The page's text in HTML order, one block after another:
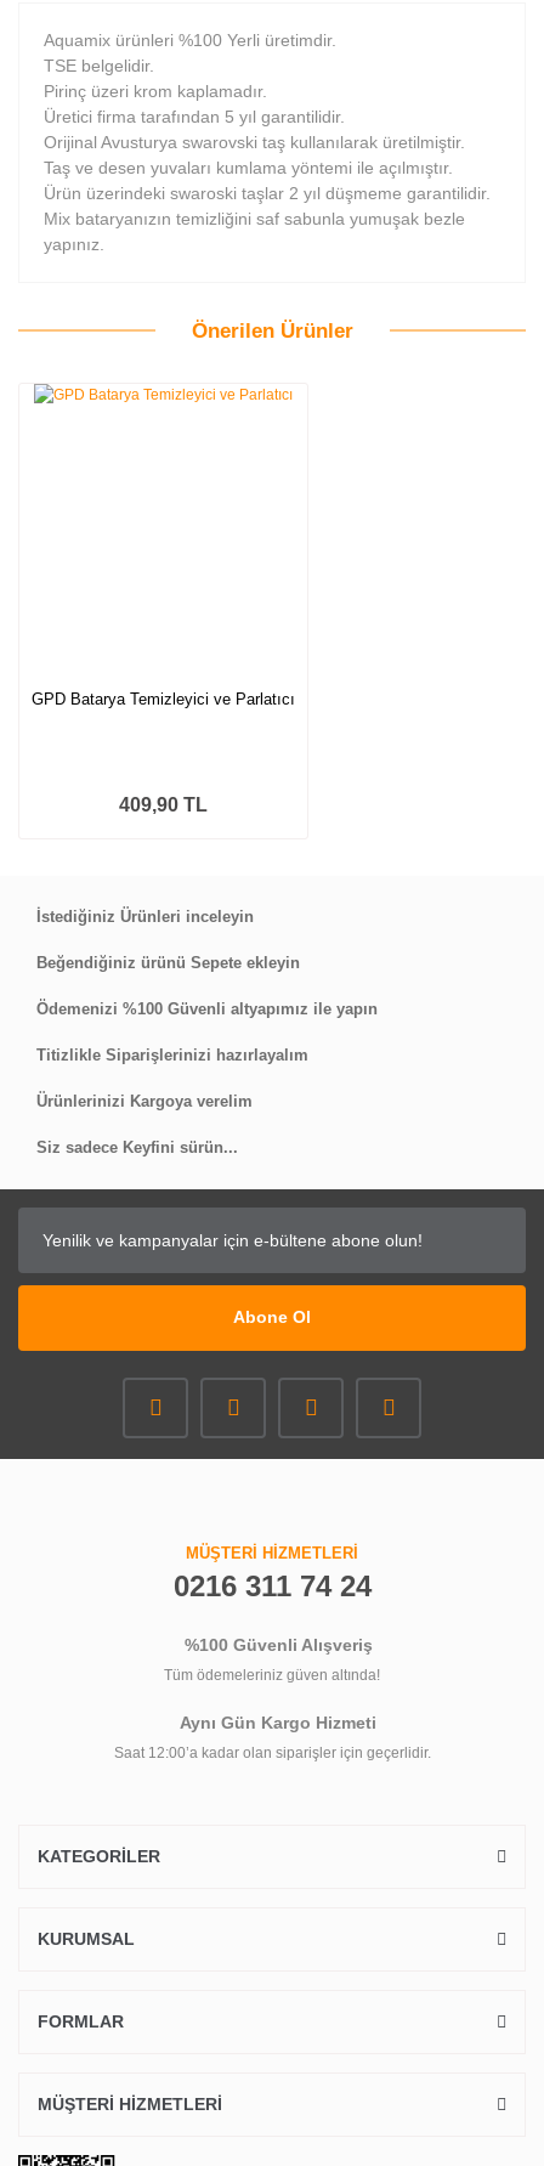
Aquamix ürünleri %100 Yerli üretimdir.
TSE belgelidir.
Pirinç üzeri krom kaplamadır.
Üretici firma tarafından 5 yıl garantilidir.
Orijinal Avusturya swarovski taş kullanılarak üretilmiştir.
Taş ve desen yuvaları kumlama yöntemi ile açılmıştır.
Ürün üzerindeki swaroski taşlar 2 yıl düşmeme garantilidir.
Mix bataryanızın temizliğini saf sabunla yumuşak bezle
yapınız.
Önerilen Ürünler
GPD Batarya Temizleyici ve Parlatıcı
409,90 TL
İstediğiniz Ürünleri inceleyin
Beğendiğiniz ürünü Sepete ekleyin
Ödemenizi %100 Güvenli altyapımız ile yapın
Titizlikle Siparişlerinizi hazırlayalım
Ürünlerinizi Kargoya verelim
Siz sadece Keyfini sürün...
Abone Ol
MÜŞTERİ HİZMETLERİ
0216 311 74 24
%100 Güvenli Alışveriş
Tüm ödemeleriniz güven altında!
Aynı Gün Kargo Hizmeti
Saat 12:00’a kadar olan siparişler için geçerlidir.
KATEGORİLER
KURUMSAL
FORMLAR
MÜŞTERİ HİZMETLERİ